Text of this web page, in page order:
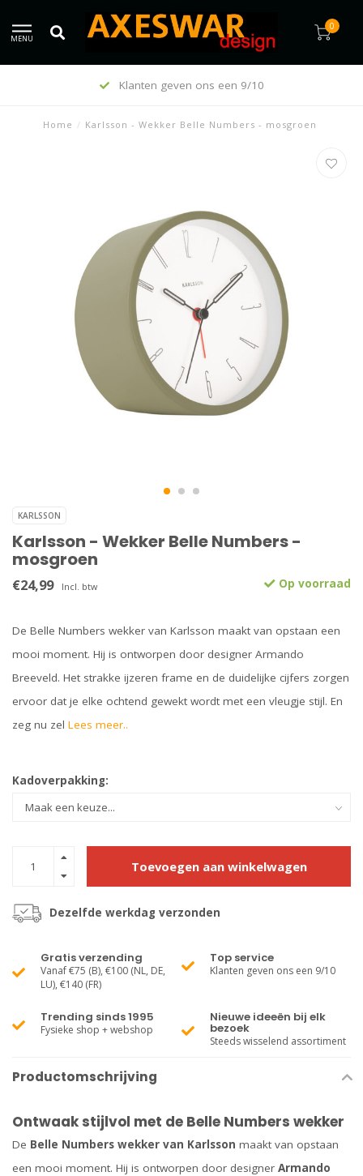
MENU
0
Klanten geven ons een 9/10
Home / Karlsson - Wekker Belle Numbers - mosgroen
KARLSSON
Karlsson - Wekker Belle Numbers -
mosgroen
€24,99 Incl. btw Op voorraad
De Belle Numbers wekker van Karlsson maakt van opstaan een
mooi moment. Hij is ontworpen door designer Armando
Breeveld. Het strakke ijzeren frame en de duidelijke cijfers zorgen
ervoor dat je elke ochtend gewekt wordt met een vleugje stijl. En
zeg nu zel Lees meer..
Kadoverpakking:
Toevoegen aan winkelwagen
Dezelfde werkdag verzonden
Gratis verzending
Vanaf €75 (B), €100 (NL, DE,
LU), €140 (FR)
Top service
Klanten geven ons een 9/10
Trending sinds 1995
Fysieke shop + webshop
Nieuwe ideeën bij elk
bezoek
Steeds wisselend assortiment
Productomschrijving
Ontwaak stijlvol met de Belle Numbers wekker
De Belle Numbers wekker van Karlsson maakt van opstaan
een mooi moment. Hij is ontworpen door designer Armando